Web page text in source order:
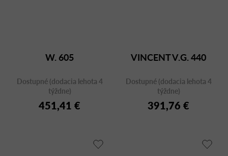
W. 605
Dostupné (dodacia lehota 4
týždne)
451,41 €
VINCENT V.G. 440
Dostupné (dodacia lehota 4
týždne)
391,76 €